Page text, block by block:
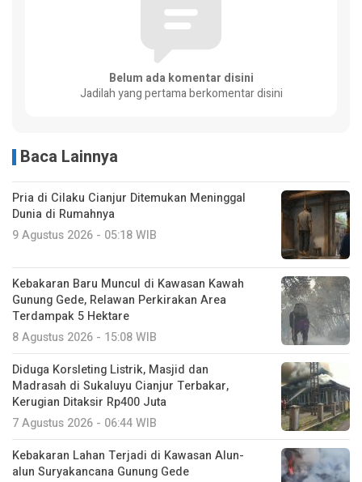
Belum ada komentar disini
Jadilah yang pertama berkomentar disini
Baca Lainnya
Pria di Cilaku Cianjur Ditemukan Meninggal
Dunia di Rumahnya
9 Agustus 2026 - 05:18 WIB
Kebakaran Baru Muncul di Kawasan Kawah
Gunung Gede, Relawan Perkirakan Area
Terdampak 5 Hektare
8 Agustus 2026 - 15:08 WIB
Diduga Korsleting Listrik, Masjid dan
Madrasah di Sukaluyu Cianjur Terbakar,
Kerugian Ditaksir Rp400 Juta
7 Agustus 2026 - 06:44 WIB
Kebakaran Lahan Terjadi di Kawasan Alun-
alun Suryakancana Gunung Gede